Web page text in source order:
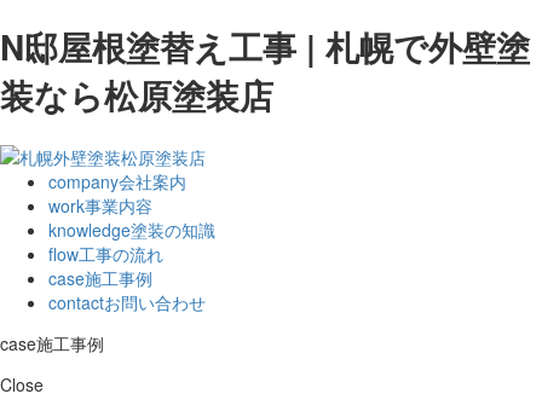
N邸屋根塗替え工事 | 札幌で外壁塗
装なら松原塗装店
company会社案内
work事業内容
knowledge塗装の知識
flow工事の流れ
case施工事例
contactお問い合わせ
case施工事例
Close